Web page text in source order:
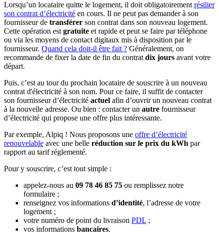
Lorsqu’un locataire quitte le logement, il doit obligatoirement résilier
son contrat d’électricité en cours. Il ne peut pas demander à son
fournisseur de transférer son contrat dans son nouveau logement.
Cette opération est gratuite et rapide et peut se faire par téléphone
ou via les moyens de contact digitaux mis à disposition par le
fournisseur. Quand cela doit-il être fait ? Généralement, on
recommande de fixer la date de fin du contrat dix jours avant votre
départ.
Puis, c’est au tour du prochain locataire de souscrire à un nouveau
contrat d'électricité à son nom. Pour ce faire, il suffit de contacter
son fournisseur d’électricité actuel afin d’ouvrir un nouveau contrat
à la nouvelle adresse. Ou bien : contacter un autre fournisseur
d’électricité qui propose une offre plus intéressante.
Par exemple, Alpiq ! Nous proposons une offre d’électricité
renouvelable avec une belle réduction sur le prix du kWh par
rapport au tarif réglementé.
Pour y souscrire, c’est tout simple :
appelez-nous au 09 78 46 85 75 ou remplissez notre
formulaire ;
renseignez vos informations d’identité, l’adresse de votre
logement ;
votre numéro de point du livraison PDL ;
vos informations bancaires.